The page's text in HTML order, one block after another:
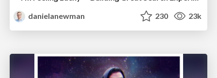
danielanewman
230 23k